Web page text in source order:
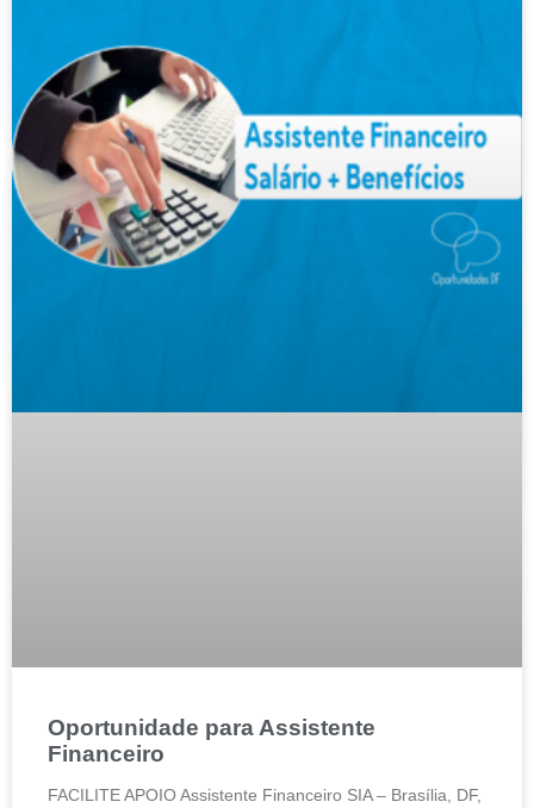
Oportunidade para Assistente
Financeiro
FACILITE APOIO Assistente Financeiro SIA – Brasília, DF,